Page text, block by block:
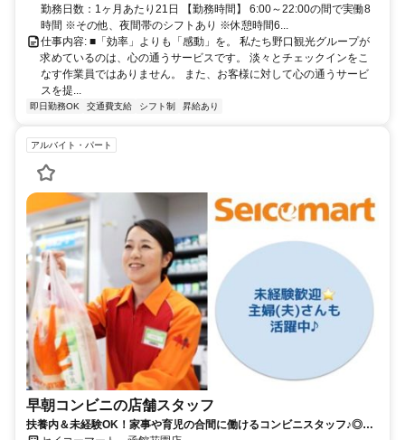
勤務日数：1ヶ月あたり21日 【勤務時間】 6:00～22:00の間で実働8
時間 ※その他、夜間帯のシフトあり ※休憩時間6...
仕事内容: ■「効率」よりも「感動」を。 私たち野口観光グループが
求めているのは、心の通うサービスです。 淡々とチェックインをこ
なす作業員ではありません。 また、お客様に対して心の通うサービ
スを提...
即日勤務OK 交通費支給 シフト制 昇給あり
アルバイト・パート
早朝コンビニの店舗スタッフ
扶養内＆未経験OK！家事や育児の合間に働けるコンビニスタッフ♪◎週